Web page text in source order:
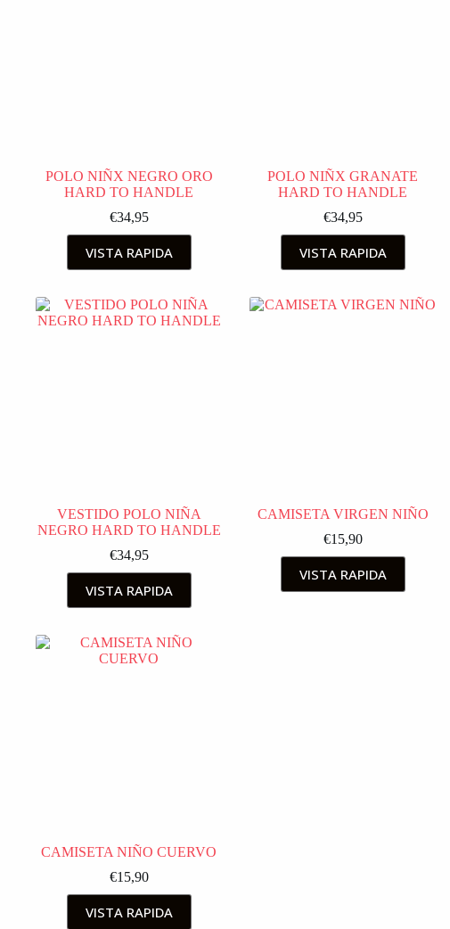
POLO NIÑX NEGRO ORO
HARD TO HANDLE
€34,95
VISTA RAPIDA
POLO NIÑX GRANATE
HARD TO HANDLE
€34,95
VISTA RAPIDA
VESTIDO POLO NIÑA
NEGRO HARD TO HANDLE
€34,95
VISTA RAPIDA
CAMISETA VIRGEN NIÑO
€15,90
VISTA RAPIDA
CAMISETA NIÑO CUERVO
€15,90
VISTA RAPIDA